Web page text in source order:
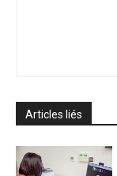
Articles liés